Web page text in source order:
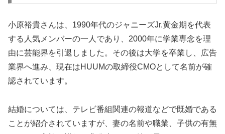
小原裕貴さんは、1990年代のジャニーズJr.黄金期を代表
する人気メンバーの一人であり、2000年に学業専念を理
由に芸能界を引退しました。その後は大学を卒業し、広告
業界へ進み、現在はHUUMの取締役CMOとして名前が確
認されています。
結婚については、テレビ番組関連の報道などで既婚である
ことが紹介されていますが、妻の名前や職業、子供の有無